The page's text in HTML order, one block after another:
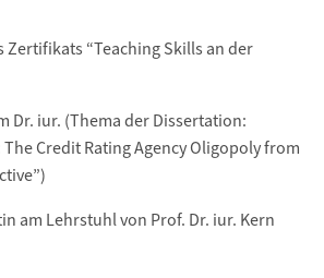
Zertifikats “Teaching Skills an der
Dr. iur. (Thema der Dissertation:
Credit Rating Agency Oligopoly from
am Lehrstuhl von Prof. Dr. iur. Kern